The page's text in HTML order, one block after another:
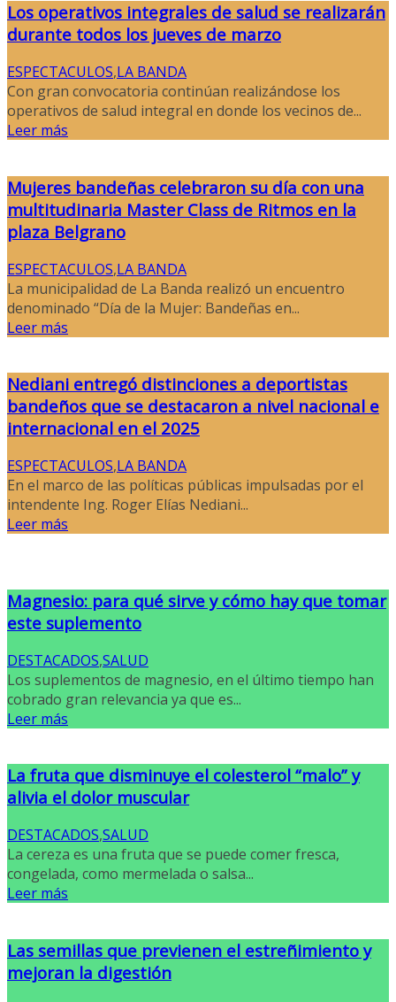
Los operativos integrales de salud se realizarán
durante todos los jueves de marzo
ESPECTACULOS,LA BANDA
Con gran convocatoria continúan realizándose los
operativos de salud integral en donde los vecinos de...
Leer más
Mujeres bandeñas celebraron su día con una
multitudinaria Master Class de Ritmos en la
plaza Belgrano
ESPECTACULOS,LA BANDA
La municipalidad de La Banda realizó un encuentro
denominado “Día de la Mujer: Bandeñas en...
Leer más
Nediani entregó distinciones a deportistas
bandeños que se destacaron a nivel nacional e
internacional en el 2025
ESPECTACULOS,LA BANDA
En el marco de las políticas públicas impulsadas por el
intendente Ing. Roger Elías Nediani...
Leer más
Magnesio: para qué sirve y cómo hay que tomar
este suplemento
DESTACADOS,SALUD
Los suplementos de magnesio, en el último tiempo han
cobrado gran relevancia ya que es...
Leer más
La fruta que disminuye el colesterol “malo” y
alivia el dolor muscular
DESTACADOS,SALUD
La cereza es una fruta que se puede comer fresca,
congelada, como mermelada o salsa...
Leer más
Las semillas que previenen el estreñimiento y
mejoran la digestión